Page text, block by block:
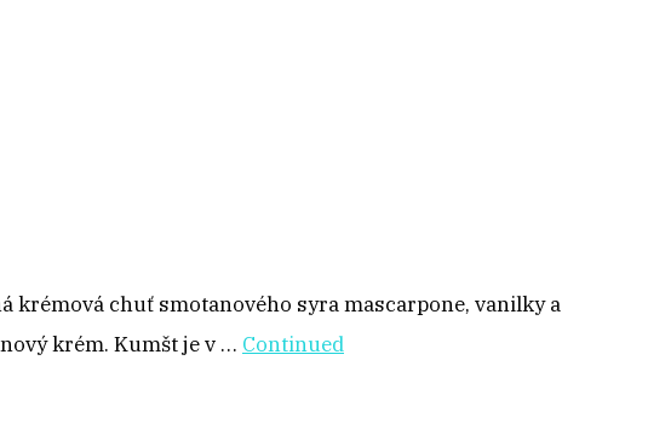
krémová chuť smotanového syra mascarpone, vanilky a
krém. Kumšt je v … Continued